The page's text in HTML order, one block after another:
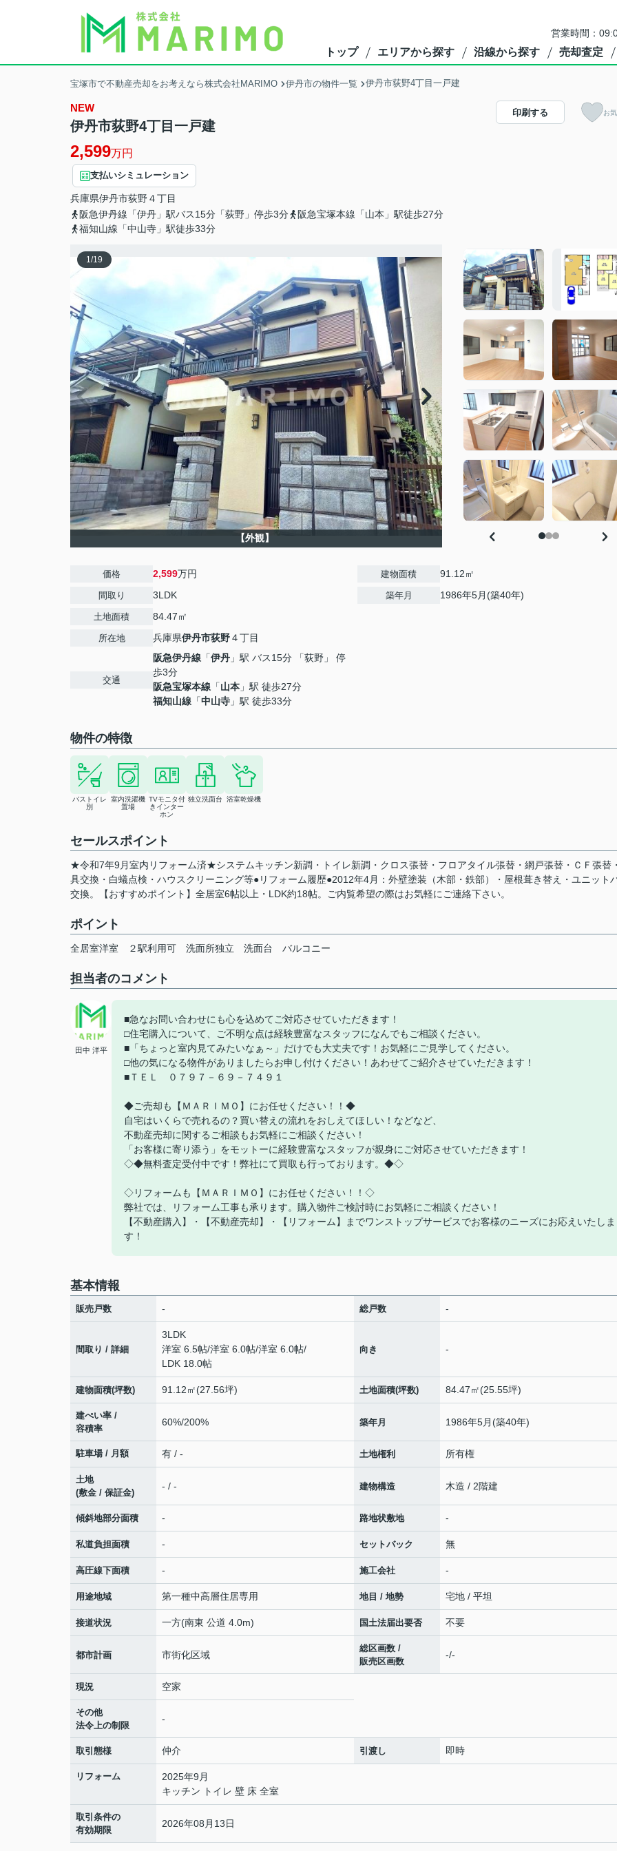
営業時間：
トップ エリアから探す 沿線から探す 売却査定
宝塚市で不動産売却をお考えなら株式会社MARIMO 伊丹市の物件一覧 伊丹市荻野4丁目一戸建
NEW
伊丹市荻野4丁目一戸建
2,599万円
支払いシミュレーション
兵庫県伊丹市荻野４丁目
阪急伊丹線「伊丹」駅バス15分「荻野」停歩3分
阪急宝塚本線「山本」駅徒歩27分
福知山線「中山寺」駅徒歩33分
印刷する お
1/19
【外観】
価格 2,599万円
間取り 3LDK
土地面積 84.47㎡
所在地 兵庫県伊丹市荻野４丁目
交通
阪急伊丹線 「伊丹 」駅 バス15分 「荻野」 停
歩3分
阪急宝塚本線 「山本 」駅 徒歩27分
福知山線 「中山寺 」駅 徒歩33分
建物面積 91.12㎡
築年月 1986年5月(築40年)
物件の特徴
バストイレ
別
室内洗濯機
置場
TVモニタ付
きインター
ホン
独立洗面台 浴室乾燥機
セールスポイント
★令和7年9月室内リフォーム済★システムキッチン新調・トイレ新調・クロス張替・フロアタイル張替・網戸張替・ＣＦ張替
具交換・白蟻点検・ハウスクリーニング等●リフォーム履歴●2012年4月：外壁塗装（木部・鉄部）・屋根葺き替え・ユニット
交換。【おすすめポイント】全居室6帖以上・LDK約18帖。ご内覧希望の際はお気軽にご連絡下さい。
ポイント
全居室洋室 ２駅利用可 洗面所独立 洗面台 バルコニー
担当者のコメント
田中 洋平
■急なお問い合わせにも心を込めてご対応させていただきます！
□住宅購入について、ご不明な点は経験豊富なスタッフになんでもご相談ください。
■「ちょっと室内見てみたいなぁ～」だけでも大丈夫です！お気軽にご見学してください。
□他の気になる物件がありましたらお申し付けください！あわせてご紹介させていただきます！
■ＴＥＬ ０７９７－６９－７４９１
◆ご売却も【ＭＡＲＩＭＯ】にお任せください！！◆
自宅はいくらで売れるの？買い替えの流れをおしえてほしい！などなど、
不動産売却に関するご相談もお気軽にご相談ください！
「お客様に寄り添う」をモットーに経験豊富なスタッフが親身にご対応させていただきます！
◇◆無料査定受付中です！弊社にて買取も行っております。◆◇
◇リフォームも【ＭＡＲＩＭＯ】にお任せください！！◇
弊社では、リフォーム工事も承ります。購入物件ご検討時にお気軽にご相談ください！
【不動産購入】・【不動産売却】・【リフォーム】までワンストップサービスでお客様のニーズにお応えいたしま
す！
基本情報
販売戸数 - 総戸数 -
間取り / 詳細
3LDK
洋室 6.5帖/洋室 6.0帖/洋室 6.0帖/
LDK 18.0帖
向き -
建物面積(坪数) 91.12㎡(27.56坪) 土地面積(坪数) 84.47㎡(25.55坪)
建ぺい率 /
容積率
60%/200% 築年月 1986年5月(築40年)
駐車場 / 月額 有 / - 土地権利 所有権
土地
(敷金 / 保証金)
- / - 建物構造 木造 / 2階建
傾斜地部分面積 - 路地状敷地 -
私道負担面積 - セットバック 無
高圧線下面積 - 施工会社 -
用途地域 第一種中高層住居専用 地目 / 地勢 宅地 / 平坦
接道状況 一方(南東 公道 4.0m) 国土法届出要否 不要
都市計画 市街化区域
総区画数 /
販売区画数
-/-
現況 空家
その他
法令上の制限
-
取引態様 仲介 引渡し 即時
リフォーム
2025年9月
キッチン トイレ 壁 床 全室
取引条件の
有効期限
2026年08月13日